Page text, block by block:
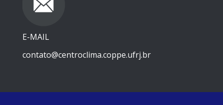
E-MAIL
contato@centroclima.coppe.ufrj.br